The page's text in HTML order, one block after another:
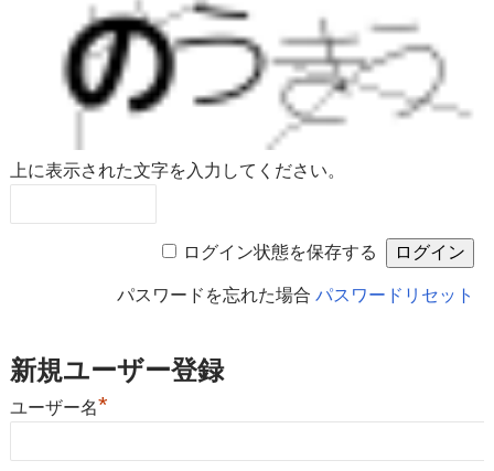
上に表示された文字を入力してください。
ログイン状態を保存する
パスワードを忘れた場合パスワードリセット
新規ユーザー登録
ユーザー名*